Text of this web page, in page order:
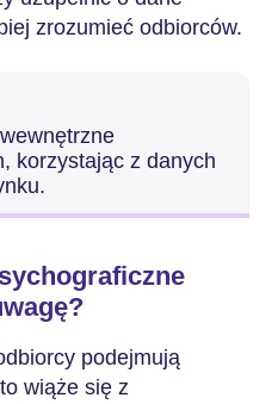
zrozumieć odbiorców.
korzystając z danych
podejmują
wiąże się z